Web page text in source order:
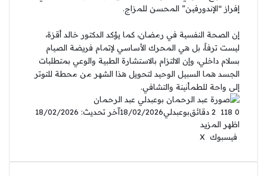
إفراز “الإندورفين” المحسن للمزاج.
​إن الصحة النفسية في رمضان، كما يؤكد الدكتور خالد أقزة،
ليست ترفاً، بل هي المحرك الأساسي لإتمام فريضة الصيام
بسلام داخلي، وإن الالتزام بالاستشارة الطبية والوعي بمتطلبات
الجسد هما السبيل الوحيد لتحويل هذا الشهر من محطة للتوتر
إلى واحة للطمأنينة والتشافي.
عبد الرحمان
بوعبدلي18/02/2026آخر تحديث: 18/02/2026 0
اظهر المزيد
فيسبوك ‫X
نu
نe
K
اا